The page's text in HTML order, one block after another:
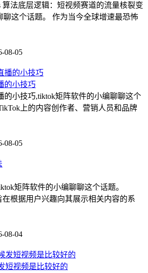
算法底层逻辑：短视频赛道的流量核裂变
聊这个话题。 作为当今全球增速最恐怖
08-05
的小技巧
的小技巧,tiktok矩阵软件的小编聊聊这个
上的内容创作者、营销人员和品牌
08-05
矩阵软件的小编聊聊这个话题。
根据用户兴趣向其展示相关内容的系
08-04
短视频是比较好的